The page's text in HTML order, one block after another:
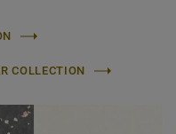
COLLECTION